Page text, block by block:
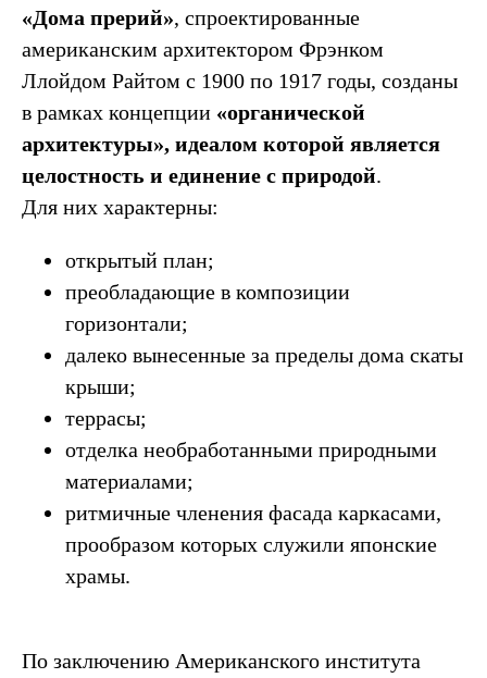
«Дома прерий», спроектированные
американским архитектором Фрэнком
Ллойдом Райтом с 1900 по 1917 годы, созданы
в рамках концепции «органической
архитектуры», идеалом которой является
целостность и единение с природой.
Для них характерны:
открытый план;
преобладающие в композиции
горизонтали;
далеко вынесенные за пределы дома скаты
крыши;
террасы;
отделка необработанными природными
материалами;
ритмичные членения фасада каркасами,
прообразом которых служили японские
храмы.
По заключению Американского института